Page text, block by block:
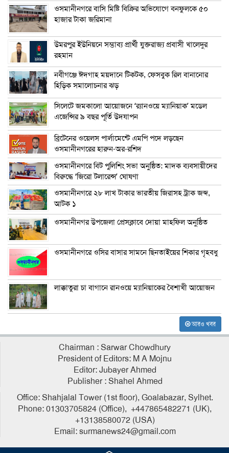
ওসমানীনগরে বাসি মিষ্টি বিক্রির অভিযোগে বনফুলকে ৫০
হাজার টাকা জরিমানা
উমরপুর ইউনিয়নে সম্ভাব্য প্রার্থী যুক্তরাজ্য প্রবাসী খালেদুর
রহমান
নবীগঞ্জে ঈদগাহ ময়দানে টিকটক, ফেসবুক রিল বানানোর
হিড়িক সমালোচনার ঝড়
সিলেটে জমকালো আয়োজনে ‘র‍্যানওয়ে ম্যানিয়াক’ মডেল
এজেন্সির ৯ বছর পূর্তি উদযাপন
ব্রিটেনের ওয়েলস পার্লামেন্টে এমপি পদে লড়ছেন
ওসমানীনগরের হারুন-অর-রশিদ
ওসমানীনগরে বিট পুলিশিং সভা অনুষ্ঠিত: মাদক ব্যবসায়ীদের
বিরুদ্ধে ‘জিরো টলারেন্স’ ঘোষণা
ওসমানীনগরে ২৮ লাখ টাকার ভারতীয় জিরাসহ ট্রাক জব্দ,
আটক ১
ওসমানীনগর উপজেলা প্রেসক্লাবে দোয়া মাহফিল অনুষ্ঠিত
ওসমানীনগরে ওসির বাসার সামনে ছিনতাইয়ের শিকার গৃহবধু
লাক্কাতুরা চা বাগানে রানওয়ে ম্যানিয়াকের বৈশাখী আয়োজন
আরও খবর
Chairman : Sarwar Chowdhury
President of Editors: M A Mojnu
Editor: Jubayer Ahmed
Publisher : Shahel Ahmed
Office: Shahjalal Tower (1st floor), Goalabazar, Sylhet.
Phone: 01303705824 (Office), +447865482271 (UK),
+13138580072 (USA)
Email: surmanews24@gmail.com